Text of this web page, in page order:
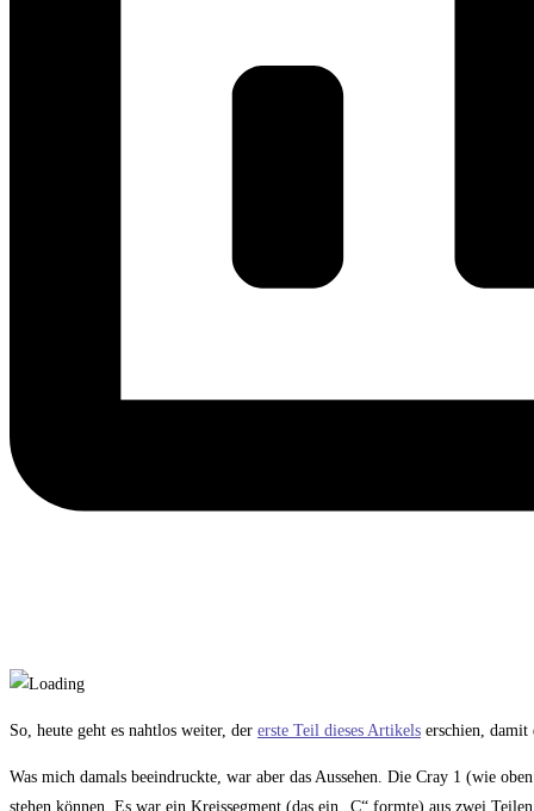
So, heute geht es nahtlos weiter, der erste Teil dieses Artikels erschien, damit
Was mich damals beeindruckte, war aber das Aussehen. Die Cray 1 (wie
stehen können. Es war ein Kreissegment (das ein „C“ formte) aus zwei